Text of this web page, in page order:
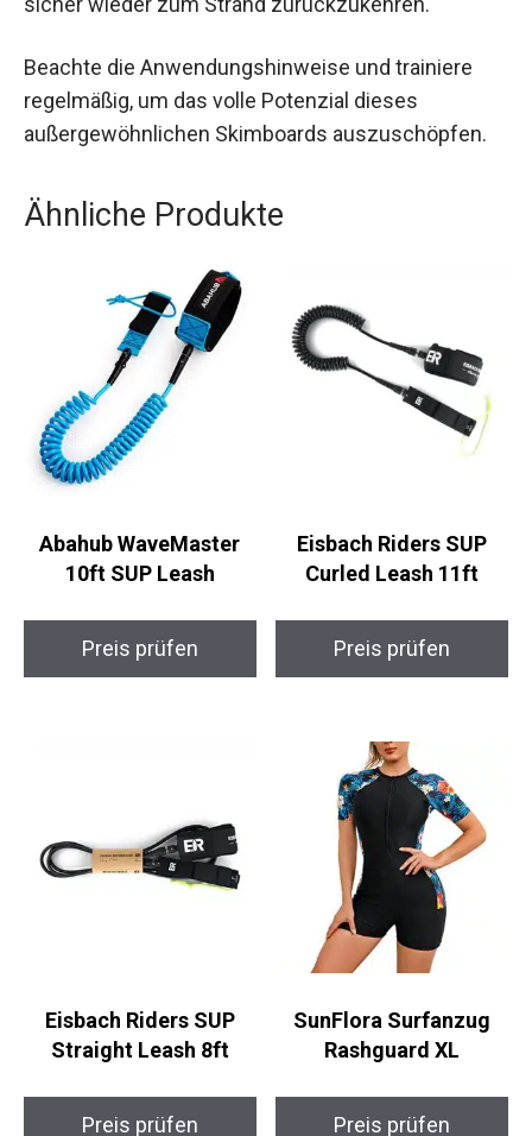
zu zeigen und sicher wieder zum Strand
zurückzukehren.
Beachte die Anwendungshinweise und trainiere
regelmäßig, um das volle Potenzial dieses
Ähnliche Produkte
Abahub WaveMaster
Eisbach Riders SUP
Eisbach Riders SUP
SunFlora Surfanzug